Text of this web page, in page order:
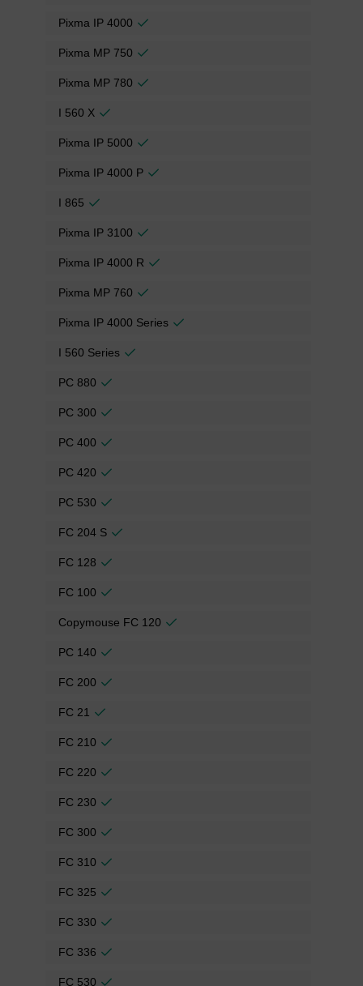
Pixma IP 4000
Pixma MP 750
Pixma MP 780
I 560 X
Pixma IP 5000
Pixma IP 4000 P
I 865
Pixma IP 3100
Pixma IP 4000 R
Pixma MP 760
Pixma IP 4000 Series
I 560 Series
PC 880
PC 300
PC 400
PC 420
PC 530
FC 204 S
FC 128
FC 100
Copymouse FC 120
PC 140
FC 200
FC 21
FC 210
FC 220
FC 230
FC 300
FC 310
FC 325
FC 330
FC 336
FC 530